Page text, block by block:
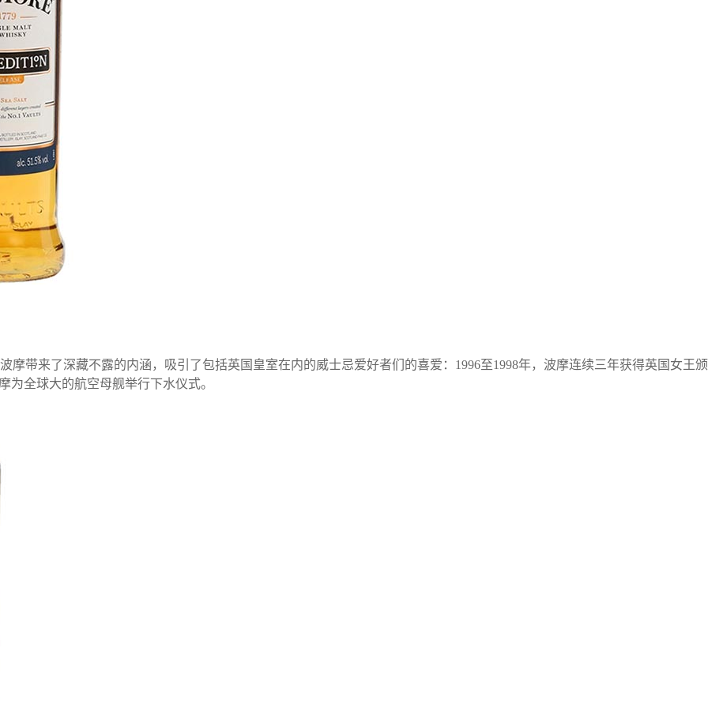
带来了深藏不露的内涵，吸引了包括英国皇室在内的威士忌爱好者们的喜爱：1996至1998年，波摩连续三年获得英国女王颁
为全球大的航空母舰举行下水仪式。